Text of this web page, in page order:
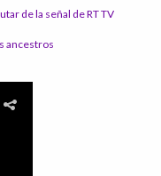
de la señal de RT TV
ancestros